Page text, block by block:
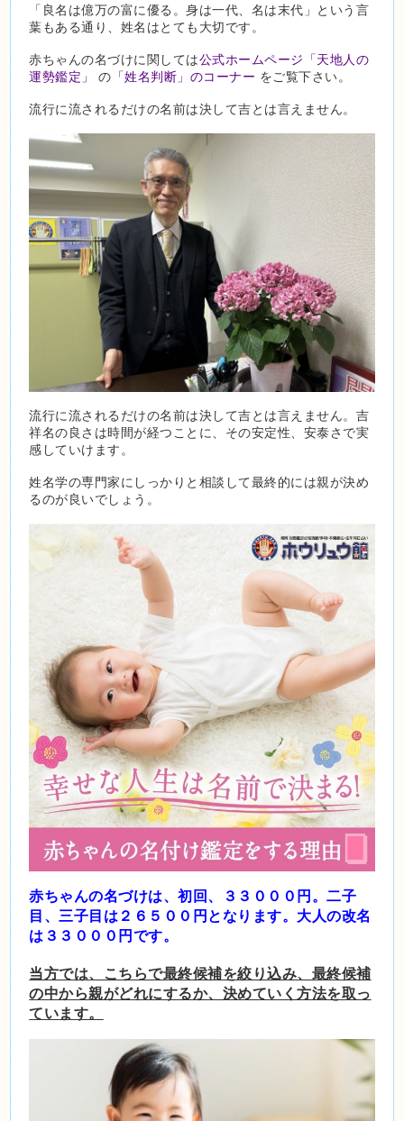
「良名は億万の富に優る。身は一代、名は末代」という言
葉もある通り、姓名はとても大切です。
赤ちゃんの名づけに関しては公式ホームページ「天地人の
運勢鑑定」
の 「姓名判断」のコーナー をご覧下さい。
流行に流されるだけの名前は決して吉とは言えません。
流行に流されるだけの名前は決して吉とは言えません。吉
祥名の良さは時間が経つことに、その安定性、安泰さで実
感していけます。
姓名学の専門家にしっかりと相談して最終的には親が決め
るのが良いでしょう。
赤ちゃんの名づけは、初回、３３０００円。二子
目、三子目は２６５００円となります。大人の改名
は３３０００円です。
当方では、こちらで最終候補を絞り込み、最終候補
の中から親がどれにするか、決めていく方法を取っ
ています。